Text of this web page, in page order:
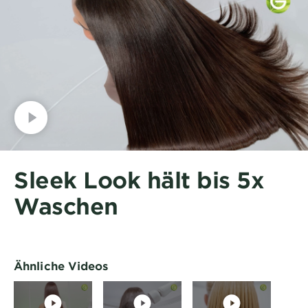
Sleek Look hält bis 5x
Waschen
Ähnliche Videos